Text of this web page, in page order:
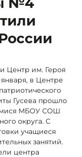
им. Героя
в Центре
Гусева прошло
МБОУ СОШ
округа. С
учащиеся
занятий.
центра